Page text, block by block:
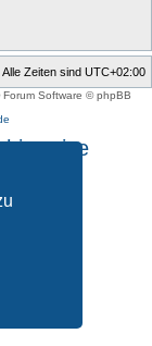
Alle Zeiten sind UTC+02:00
Forum Software © phpBB